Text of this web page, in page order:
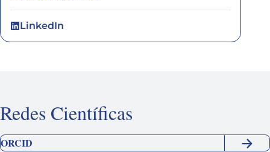
LinkedIn
Redes Científicas
ORCID